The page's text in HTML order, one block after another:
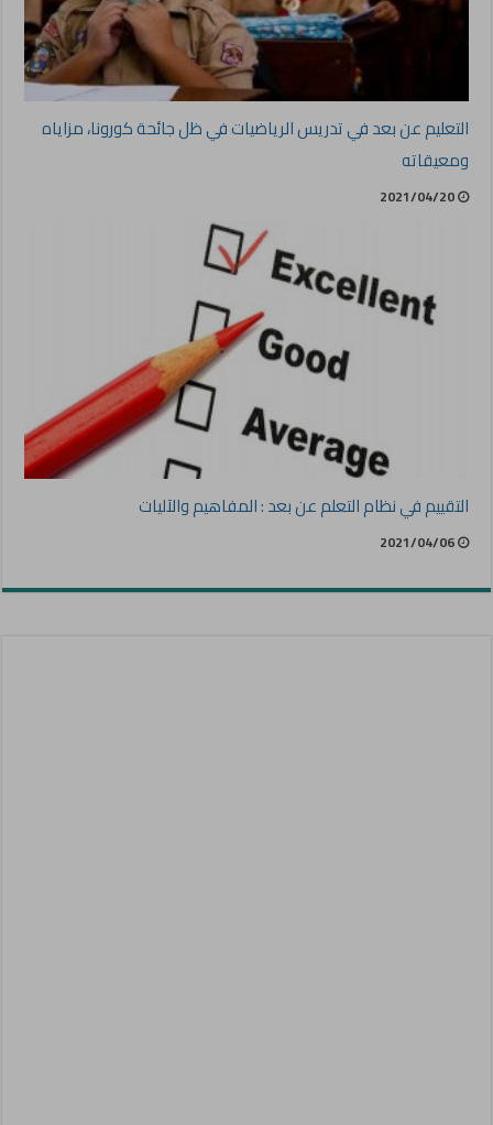
التعليم عن بعد في تدريس الرياضيات في ظل جائحة كورونا، مزاياه
ومعيقاته
2021/04/20
التقييم في نظام التعلم عن بعد : المفاهيم والآليات
2021/04/06